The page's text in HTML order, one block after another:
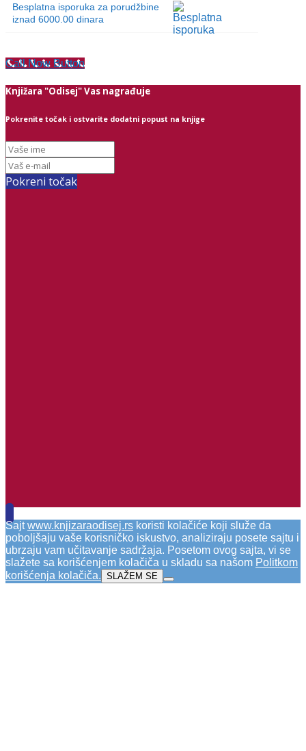
Besplatna isporuka za porudžbine
iznad 6000.00 dinara
Call Now Button
Knjižara "Odisej" Vas nagrađuje
Pokrenite točak i ostvarite dodatni popust na knjige
Pokreni točak
Sajtwww.knjizaraodisej.rs koristi kolačiće koji služe da
poboljšaju vaše korisničko iskustvo, analiziraju posete sajtu i
ubrzaju vam učitavanje sadržaja. Posetom ovog sajta, vi se
slažete sa korišćenjem kolačiča u skladu sa našom Politkom
korišćenja kolačiča. SLAŽEM SE